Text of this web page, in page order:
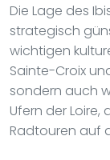
Die Lage des
strategisch
wichtigen
Sainte-Croix
sondern auch
Ufern der
Radtouren auf